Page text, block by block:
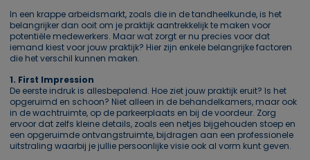
In een krappe arbeidsmarkt, zoals die in de tandheelkunde, is het
belangrijker dan ooit om je praktijk aantrekkelijk te maken voor
potentiële medewerkers. Maar wat zorgt er nu precies voor dat
iemand kiest voor jouw praktijk? Hier zijn enkele belangrijke factoren
die het verschil kunnen maken.
1. First Impression
De eerste indruk is allesbepalend. Hoe ziet jouw praktijk eruit? Is het
opgeruimd en schoon? Niet alleen in de behandelkamers, maar ook
in de wachtruimte, op de parkeerplaats en bij de voordeur. Zorg
ervoor dat zelfs kleine details, zoals een netjes bijgehouden stoep en
een opgeruimde ontvangstruimte, bijdragen aan een professionele
uitstraling waarbij je jullie persoonlijke visie ook al vorm kunt geven.